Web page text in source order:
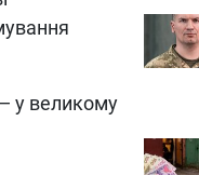
у великому